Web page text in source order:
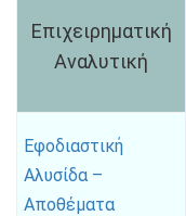
Επιχειρηματική
Αναλυτική
Εφοδιαστική
Αλυσίδα –
Αποθέματα